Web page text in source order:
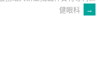
健眼科
→